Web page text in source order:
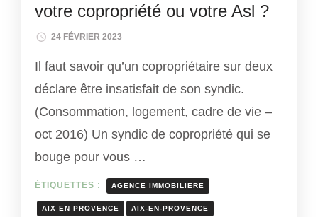
votre copropriété ou votre Asl ?
24 FÉVRIER 2023
Il faut savoir qu’un copropriétaire sur deux
déclare être insatisfait de son syndic.
(Consommation, logement, cadre de vie –
oct 2016) Un syndic de copropriété qui se
bouge pour vous …
ÉTIQUETTES : AGENCE IMMOBILIERE
AIX EN PROVENCE AIX-EN-PROVENCE